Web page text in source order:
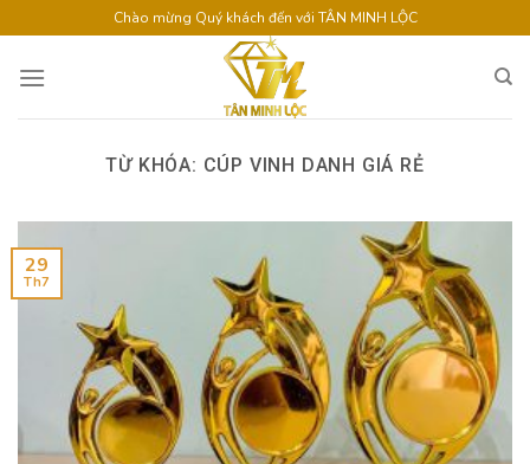
to
content
Chào mừng Quý khách đến với TÂN MINH LỘC
TỪ KHÓA: CÚP VINH DANH GIÁ RẺ
29
Th7